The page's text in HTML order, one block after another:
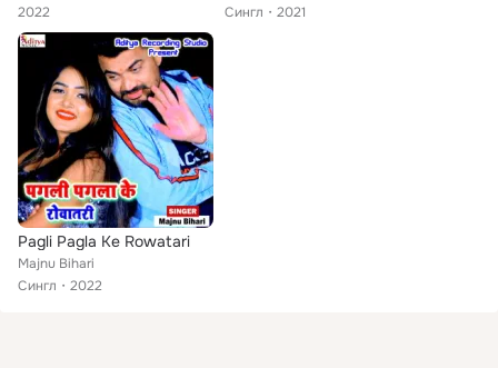
2022
Сингл
2021
Pagli Pagla Ke Rowatari
Majnu Bihari
Сингл
2022